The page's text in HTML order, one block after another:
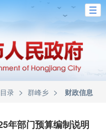
录 > 群峰乡 > 财政信息
年部门预算编制说明